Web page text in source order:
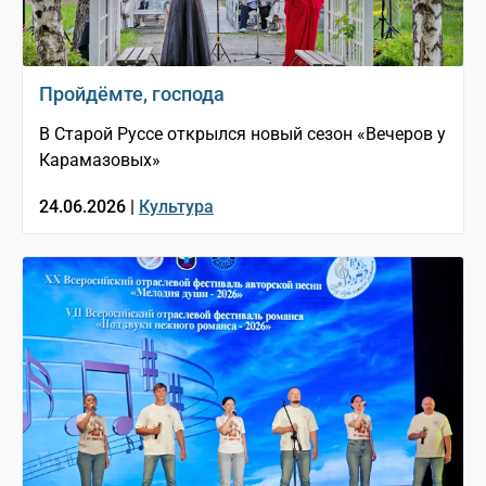
Пройдёмте, господа
В Старой Руссе открылся новый сезон «Вечеров у
Карамазовых»
24.06.2026 | Культура